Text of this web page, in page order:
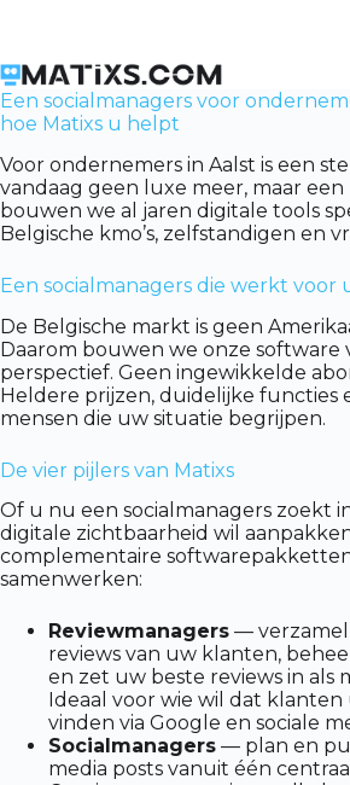
Een socialmanagers voor
hoe Matixs u helpt
Voor ondernemers in Aalst is een
vandaag geen luxe meer, maar een
bouwen we al jaren digitale tools
Belgische kmo’s, zelfstandigen en
Een socialmanagers die werkt voor
De Belgische markt is geen
Daarom bouwen we onze software
perspectief. Geen ingewikkelde
Heldere prijzen, duidelijke functies
mensen die uw situatie begrijpen.
De vier pijlers van Matixs
Of u nu een socialmanagers zoekt
digitale zichtbaarheid wil
complementaire
samenwerken:
Reviewmanagers —
reviews van uw klanten,
en zet uw beste reviews in als
Ideaal voor wie wil dat
vinden via Google en sociale
Socialmanagers — plan en
media posts vanuit één